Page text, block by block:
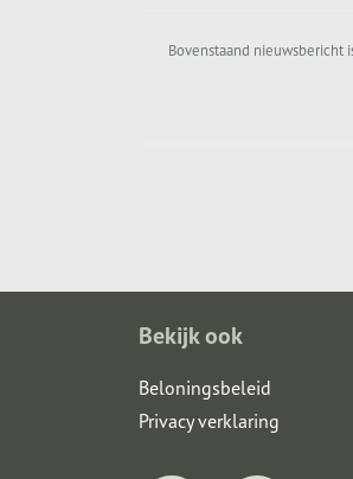
Bovenstaand nieuwsbericht
Bekijk ook
Beloningsbeleid
Privacy verklaring